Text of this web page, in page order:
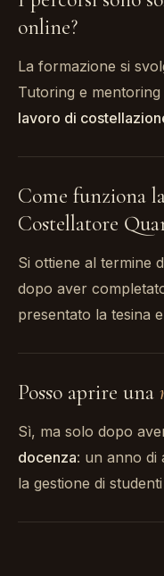
online?
La formazione si
Tutoring e
lavoro di
Come funziona
Costellatore
Si ottiene al termine
dopo aver
presentato la tesina
Posso aprire una
Sì, ma solo dopo
docenza: un anno di
la gestione di